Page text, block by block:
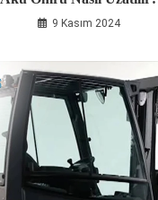
9 Kasım 2024